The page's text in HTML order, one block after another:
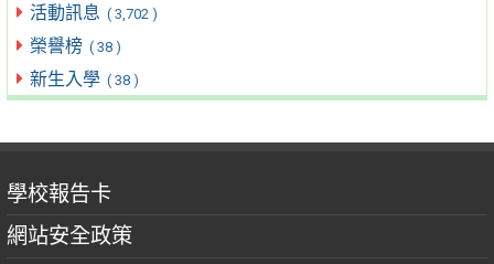
活動訊息 ( 3,702 )
榮譽榜 ( 38 )
新生入學 ( 38 )
學校報告卡
網站安全政策